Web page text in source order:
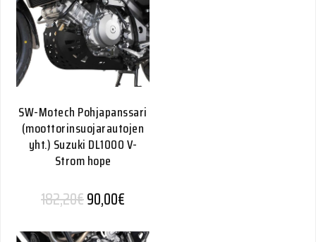
SW-Motech Pohjapanssari
(moottorinsuojarautojen
yht.) Suzuki DL1000 V-
Strom hope
182,20€Alkuperäinen hinta oli: 182,20€.
90,00€